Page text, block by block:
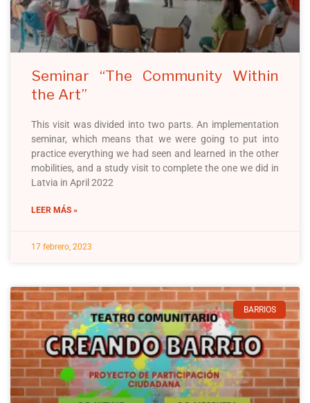
Seminar “The Community Within
the Art”
This visit was divided into two parts. An implementation
seminar, which means that we were going to put into
practice everything we had seen and learned in the other
mobilities, and a study visit to complete the one we did in
Latvia in April 2022
LEER MÁS »
17 febrero, 2023
BARRIOS